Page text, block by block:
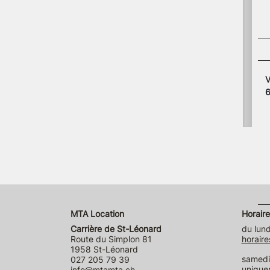
MTA Location
Carrière de St-Léonard
Route du Simplon 81
1958 St-Léonard
027 205 79 39
du